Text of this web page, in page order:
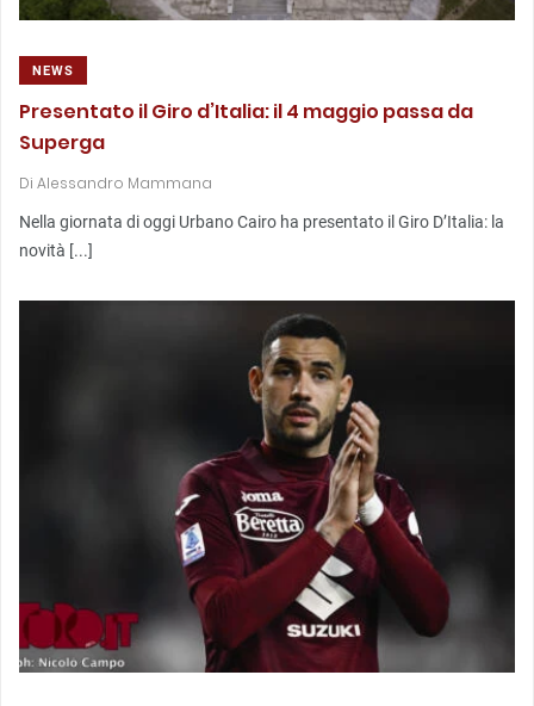
NEWS
Presentato il Giro d’Italia: il 4 maggio passa da
Superga
Di Alessandro Mammana
Nella giornata di oggi Urbano Cairo ha presentato il Giro D’Italia: la
novità [...]